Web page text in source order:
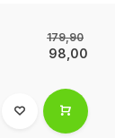
179,90
98,00